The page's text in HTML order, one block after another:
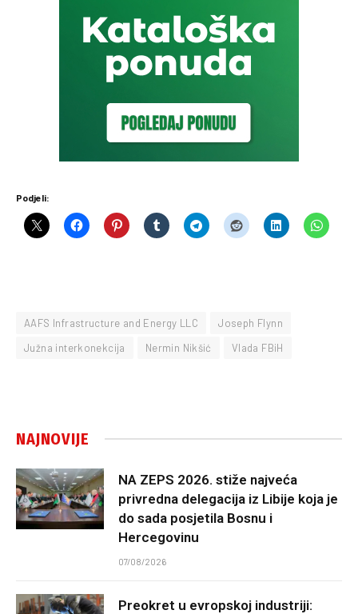
Podjeli:
AAFS Infrastructure and Energy LLC
Joseph Flynn
Južna interkonekcija
Nermin Nikšić Vlada FBiH
NAJNOVIJE
NA ZEPS 2026. stiže najveća
privredna delegacija iz Libije koja je
do sada posjetila Bosnu i
Hercegovinu
07/08/2026
Preokret u evropskoj industriji: